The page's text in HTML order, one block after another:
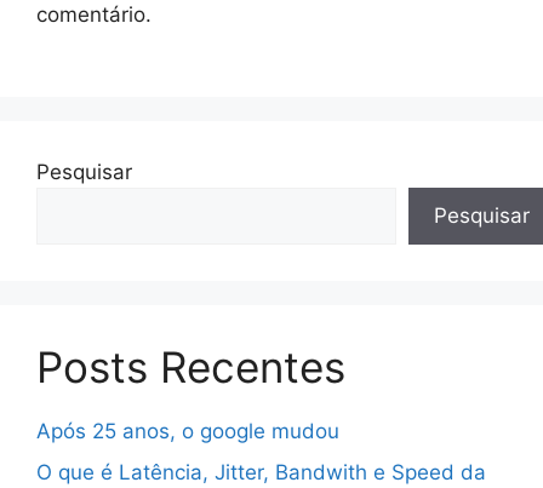
comentário.
Pesquisar
Pesquisar
Posts Recentes
Após 25 anos, o google mudou
O que é Latência, Jitter, Bandwith e Speed da